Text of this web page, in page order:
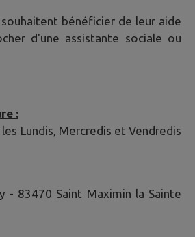
bénéficier de leur aide
d'une assistante sociale ou
:
Lundis, Mercredis et Vendredis
- 83470 Saint Maximin la Sainte